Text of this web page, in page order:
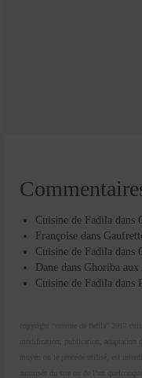
Cuisine de Fadila dans
Françoise dans
Cuisine de Fadila dans
Dane dans Ghoriba
Cuisine de Fadila dans